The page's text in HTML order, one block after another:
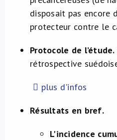
disposait pas encore
protecteur contre le
Protocole de l’étude.
rétrospective
plus d'infos
Résultats en bref.
L'incidence